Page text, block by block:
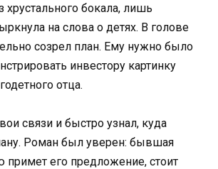
хрустального бокала, лишь
на слова о детях. В голове
созрел план. Ему нужно было
инвестору картинку
отца.
связи и быстро узнал, куда
Роман был уверен: бывшая
примет его предложение, стоит